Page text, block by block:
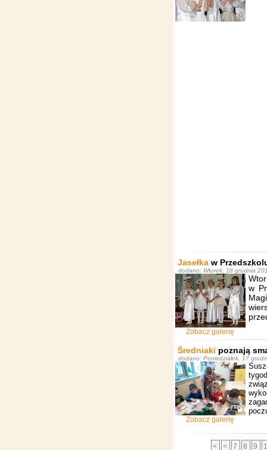
Jasełka w
dodano: Wtorek, 18 grudnia
Zobacz galerię
w
Średniaki poznają
dodano: Poniedziałek, 17
Zobacz galerię
< < 7 8 9